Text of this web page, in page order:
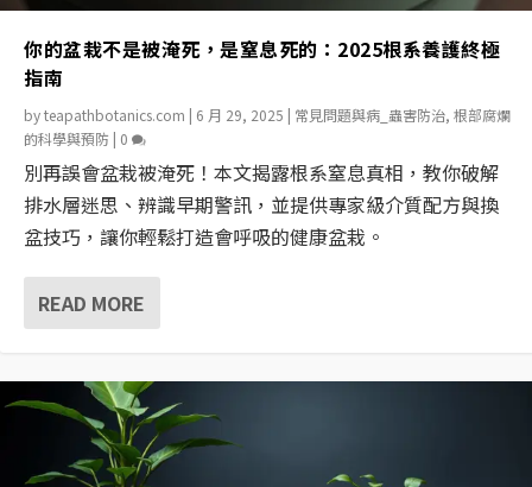
你的盆栽不是被淹死，是窒息死的：2025根系養護終極
指南
byteapathbotanics.com | 6 月 29, 2025 | 常見問題與病_蟲害防治, 根部腐爛
的科學與預防 | 0
別再誤會盆栽被淹死！本文揭露根系窒息真相，教你破解
排水層迷思、辨識早期警訊，並提供專家級介質配方與換
盆技巧，讓你輕鬆打造會呼吸的健康盆栽。
READ MORE